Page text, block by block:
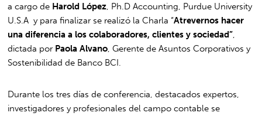
a cargo de Harold López , Ph.D Accounting, Purdue University
U.S.A y para finalizar se realizó la Charla “Atrevernos hacer
una diferencia a los colaboradores, clientes y sociedad”
dictada por Paola Alvano , Gerente de Asuntos Corporativos y
Sostenibilidad de Banco BCI.
Durante los tres días de conferencia, destacados expertos,
investigadores y profesionales del campo contable se